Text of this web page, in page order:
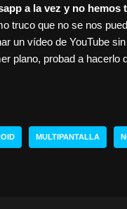
a la vez y no hemos
truco que no se nos
un vídeo de YouTube
plano, probad a hacerlo
MULTIPANTALLA